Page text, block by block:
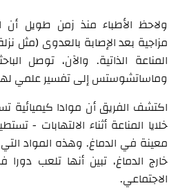
ولاحظ الأطباء منذ زمن طويل
مزاجية بعد الإصابة بالعدوى (مثل
المناعة الذاتية. والآن، توصل
وماساتشوستس إلى تفسير علمي
اكتشف الفريق أن موادا كيميائية
خلايا المناعة أثناء الالتهابات -
معينة في الدماغ. وهذه المواد
خارج الدماغ، تبين أنها تلعب
الاجتماعي.